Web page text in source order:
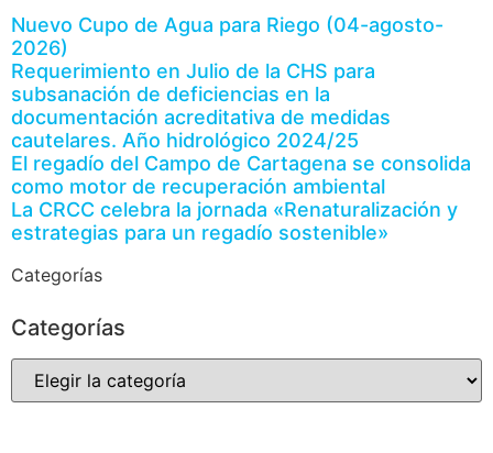
Nuevo Cupo de Agua para Riego (04-agosto-
2026)
Requerimiento en Julio de la CHS para
subsanación de deficiencias en la
documentación acreditativa de medidas
cautelares. Año hidrológico 2024/25
El regadío del Campo de Cartagena se consolida
como motor de recuperación ambiental
La CRCC celebra la jornada «Renaturalización y
estrategias para un regadío sostenible»
Categorías
Categorías